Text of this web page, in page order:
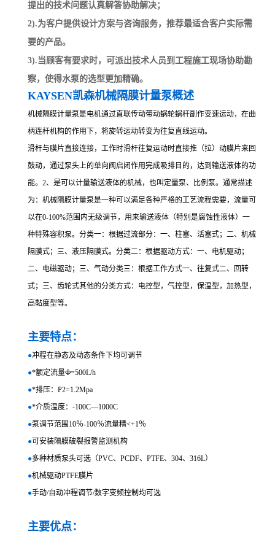
提出的技术问题认真解答协助解决；
2).为客户提供设计方案与咨询服务，推荐最适合客户实际需
要的产品。
3).当顾客有要求时，可派出技术人员到工程施工现场协助勘
察，使得水泵的选型更加精确。
KAYSEN凯森机械隔膜计量泵概述
机械隔膜计量泵是电机通过直联传动带动蜗轮蜗杆副作变速运动，在曲
柄连杆机构的作用下，将旋转运动转变为往复直线运动。
滑杆与膜片直接连接，工作时滑杆往复运动时直接推（拉）动膜片来回
鼓动，通过泵头上的单向阀启闭作用完成吸排目的，达到输送液体的功
能。2、是可以计量输送液体的机械，也叫定量泵、比例泵。通常描述
为：机械隔膜计量泵是一种可以满足各种严格的工艺流程需要，流量可
以在0-100%范围内无级调节，用来输送液体（特别是腐蚀性液体）一
种特殊容积泵。分类一：根据过流部分：一、柱塞、活塞式；二、机械
隔膜式；三、液压隔膜式。分类二：根据驱动方式：一、电机驱动；
二、电磁驱动；三、气动分类三：根据工作方式一、往复式二、回转
式；三、齿轮式其他的分类方式：电控型，气控型，保温型，加热型，
高黏度型等。
主要特点：
●冲程在静态及动态条件下均可调节
●*额定流量Ф=500L/h
●*排压：P2=1.2Mpa
●*介质温度：-100C—1000C
●泵调节范围10％-100％流量精<+1％
●可安装隔膜破裂报警监测机构
●多种材质泵头可选（PVC、PCDF、PTFE、304、316L）
●机械驱动PTFE膜片
●手动/自动冲程调节/数字变频控制均可选
主要优点：